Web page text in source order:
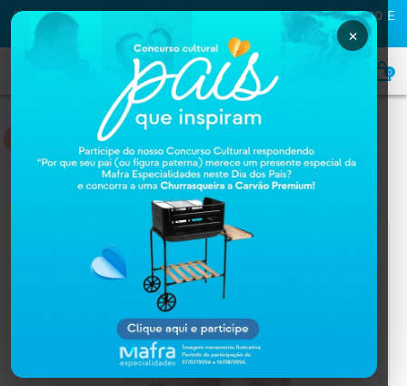
PRIMEIRA COMPRA NA MAFRA? USE O CUPOMMAFRA10 E
GANHE
0
DERMOCOSMÉTICOS
Home DERMOCOSMÉTICOS
×